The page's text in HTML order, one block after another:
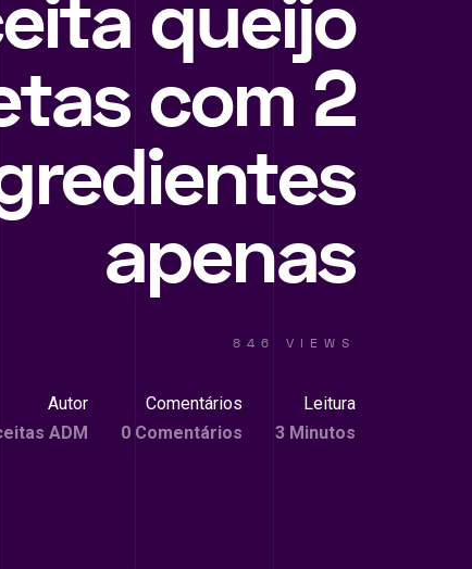
queijo
com 2
apenas
846 VIEWS
Autor
ADM
Comentários
0 Comentários
Leitura
3 Minutos